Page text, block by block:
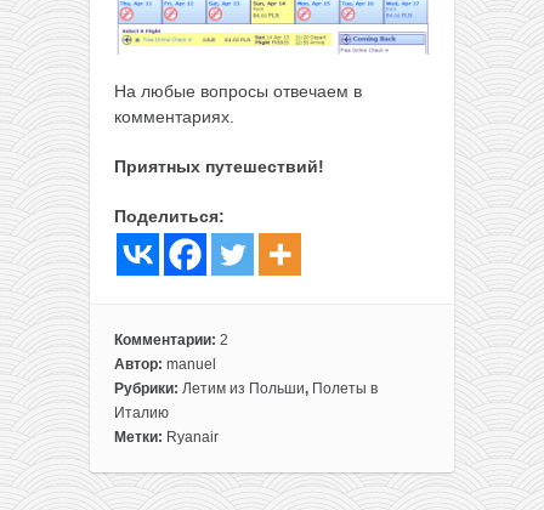
На любые вопросы отвечаем в
комментариях.
Приятных путешествий!
Поделиться:
Комментарии: 2
Автор: manuel
Рубрики: Летим из Польши, Полеты в
Италию
Метки: Ryanair